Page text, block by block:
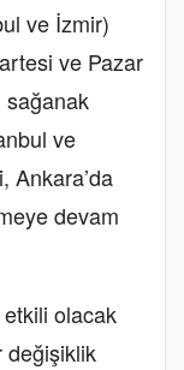
ve İzmir)
ve Pazar
sağanak
ve
Ankara’da
devam
etkili olacak
değişiklik